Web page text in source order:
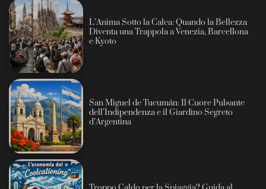
L’Anima Sotto la Calca: Quando la Bellezza
Diventa una Trappola a Venezia, Barcellona
e Kyoto
San Miguel de Tucumán: Il Cuore Pulsante
dell’Indipendenza e il Giardino Segreto
d’Argentina